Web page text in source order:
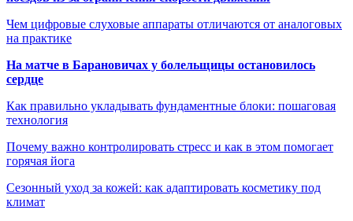
Чем цифровые слуховые аппараты отличаются от аналоговых
на практике
На матче в Барановичах у болельщицы остановилось
сердце
Как правильно укладывать фундаментные блоки: пошаговая
технология
Почему важно контролировать стресс и как в этом помогает
горячая йога
Сезонный уход за кожей: как адаптировать косметику под
климат